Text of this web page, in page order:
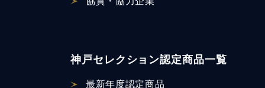
神戸セレクション認定商品一覧
最新年度認定商品